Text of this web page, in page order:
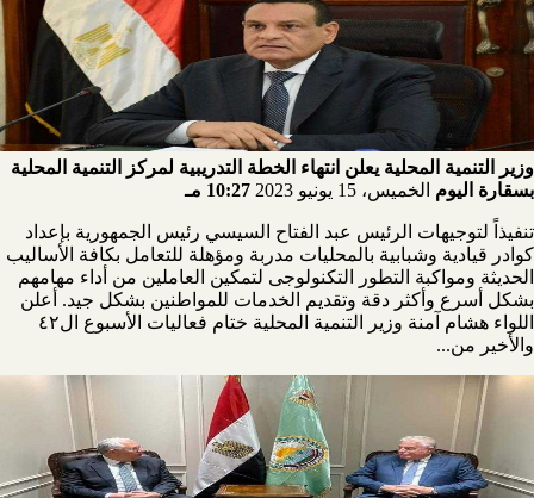
وزير التنمية المحلية يعلن انتهاء الخطة التدريبية لمركز التنمية المحلية
بسقارة اليوم الخميس، 15 يونيو 2023 10:27 مـ
تنفيذاً لتوجيهات الرئيس عبد الفتاح السيسي رئيس الجمهورية بإعداد
كوادر قيادية وشبابية بالمحليات مدربة ومؤهلة للتعامل بكافة الأساليب
الحديثة ومواكبة التطور التكنولوجى لتمكين العاملين من أداء مهامهم
بشكل أسرع وأكثر دقة وتقديم الخدمات للمواطنين بشكل جيد. أعلن
اللواء هشام آمنة وزير التنمية المحلية ختام فعاليات الأسبوع ال٤٢
والأخير من...